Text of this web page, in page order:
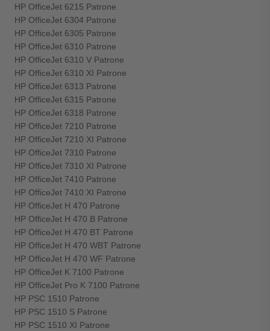
HP OfficeJet 6215 Patrone
HP OfficeJet 6304 Patrone
HP OfficeJet 6305 Patrone
HP OfficeJet 6310 Patrone
HP OfficeJet 6310 V Patrone
HP OfficeJet 6310 XI Patrone
HP OfficeJet 6313 Patrone
HP OfficeJet 6315 Patrone
HP OfficeJet 6318 Patrone
HP OfficeJet 7210 Patrone
HP OfficeJet 7210 XI Patrone
HP OfficeJet 7310 Patrone
HP OfficeJet 7310 XI Patrone
HP OfficeJet 7410 Patrone
HP OfficeJet 7410 XI Patrone
HP OfficeJet H 470 Patrone
HP OfficeJet H 470 B Patrone
HP OfficeJet H 470 BT Patrone
HP OfficeJet H 470 WBT Patrone
HP OfficeJet H 470 WF Patrone
HP OfficeJet K 7100 Patrone
HP OfficeJet Pro K 7100 Patrone
HP PSC 1510 Patrone
HP PSC 1510 S Patrone
HP PSC 1510 XI Patrone